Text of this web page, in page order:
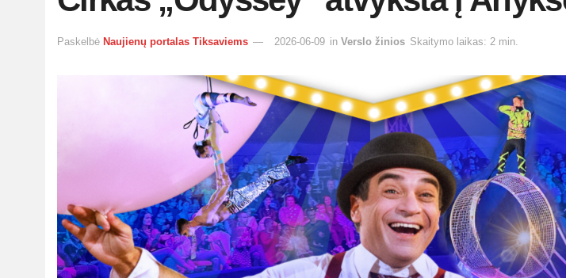
Paskelbė Naujienų portalas Tiksaviems 2026-06-09 in Verslo žinios Skaitymo laikas: 2 min.